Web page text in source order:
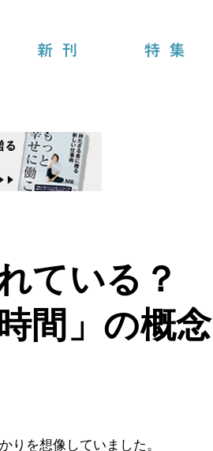
ている？
間」の概念
りを想像していました。